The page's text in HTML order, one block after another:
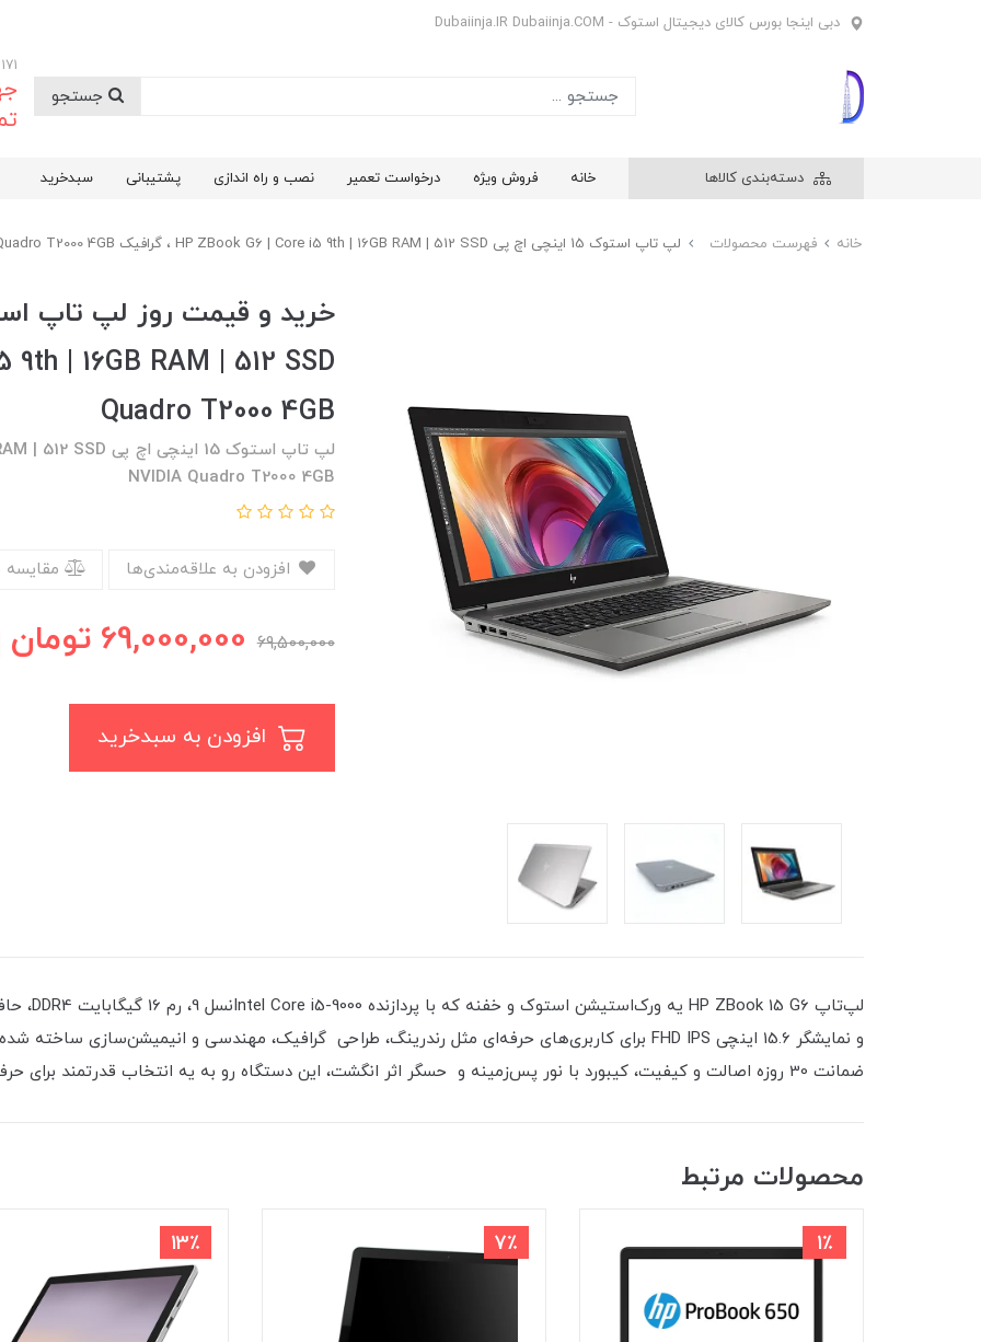
دبی اینجا بورس کالای دیجیتال استوک - Dubaiinja.IR Dubaiinja.COM
دسته‌بندی کالاها خانه فروش ویژه درخواست تعمیر نصب و راه اندازی پشتیبانی سبدخرید
خانه فهرست محصولات لپ تاپ استوک 15 اینچی اچ پی HP ZBook G6 | Core i5 9th | 16GB RAM | 512 SSD ، گرافیک NVIDIA Quadro T2000 4GB
Quadro T2000 4GB
NVIDIA Quadro T2000 4GB
69,500,000
69,000,000 تومان
ضمانت 30 روزه اصالت و کیفیت، کیبورد با نور پس‌زمینه و حسگر اثر انگشت، این دستگاه رو به یه انتخاب قدرتمند برای حرفه‌ای‌ها تبدیل کرده است
محصولات مرتبط
1٪ 7٪ 13٪